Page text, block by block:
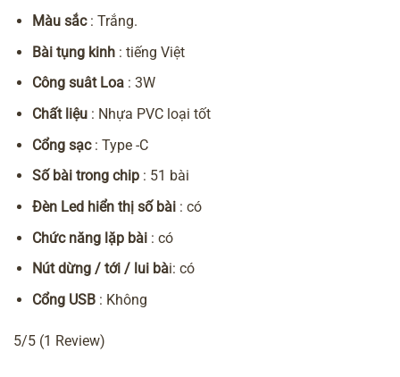
Màu sắc: Trắng.
Bài tụng kinh : tiếng Việt
Công suât Loa : 3W
Chất liệu : Nhựa PVC loại tốt
Cổng sạc: Type -C
Số bài trong chip : 51 bài
Đèn Led hiển thị số bài : có
Chức năng lặp bài : có
Nút dừng / tới / lui bài: có
Cổng USB : Không
5/5 (1 Review)